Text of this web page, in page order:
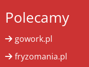
Polecamy
gowork.pl
fryzomania.pl